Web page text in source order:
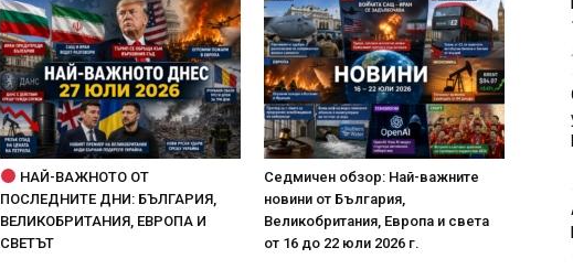
НАЙ-ВАЖНОТО ОТ
ПОСЛЕДНИТЕ ДНИ: БЪЛГАРИЯ,
ВЕЛИКОБРИТАНИЯ, ЕВРОПА И
СВЕТЪТ
Седмичен обзор: Най-важните
новини от България,
Великобритания, Европа и света
от 16 до 22 юли 2026 г.